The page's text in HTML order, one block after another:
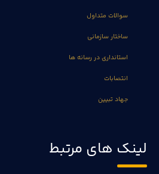
سوالات متداول
ساختار سازمانی
استانداری در رسانه ها
انتصابات
جهاد تبیین
لینک های مرتبط